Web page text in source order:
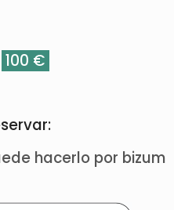
100 €
hacerlo por bizum